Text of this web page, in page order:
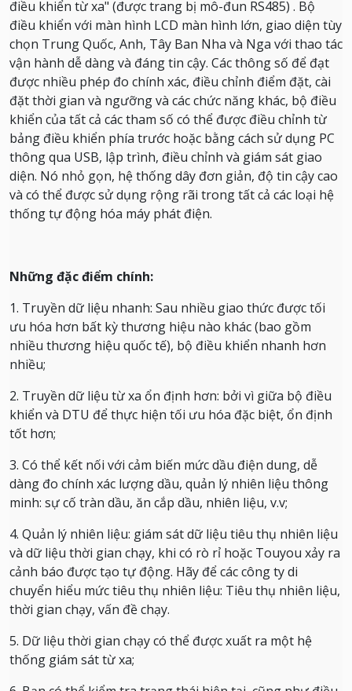
điều khiển từ xa" (được trang bị mô-đun RS485) . Bộ
điều khiển với màn hình LCD màn hình lớn, giao diện tùy
chọn Trung Quốc, Anh, Tây Ban Nha và Nga với thao tác
vận hành dễ dàng và đáng tin cậy. Các thông số để đạt
được nhiều phép đo chính xác, điều chỉnh điểm đặt, cài
đặt thời gian và ngưỡng và các chức năng khác, bộ điều
khiển của tất cả các tham số có thể được điều chỉnh từ
bảng điều khiển phía trước hoặc bằng cách sử dụng PC
thông qua USB, lập trình, điều chỉnh và giám sát giao
diện. Nó nhỏ gọn, hệ thống dây đơn giản, độ tin cậy cao
và có thể được sử dụng rộng rãi trong tất cả các loại hệ
thống tự động hóa máy phát điện.
Những đặc điểm chính:
1. Truyền dữ liệu nhanh: Sau nhiều giao thức được tối
ưu hóa hơn bất kỳ thương hiệu nào khác (bao gồm
nhiều thương hiệu quốc tế), bộ điều khiển nhanh hơn
nhiều;
2. Truyền dữ liệu từ xa ổn định hơn: bởi vì giữa bộ điều
khiển và DTU để thực hiện tối ưu hóa đặc biệt, ổn định
tốt hơn;
3. Có thể kết nối với cảm biến mức dầu điện dung, dễ
dàng đo chính xác lượng dầu, quản lý nhiên liệu thông
minh: sự cố tràn dầu, ăn cắp dầu, nhiên liệu, v.v;
4. Quản lý nhiên liệu: giám sát dữ liệu tiêu thụ nhiên liệu
và dữ liệu thời gian chạy, khi có rò rỉ hoặc Touyou xảy ra
cảnh báo được tạo tự động. Hãy để các công ty di
chuyển hiểu mức tiêu thụ nhiên liệu: Tiêu thụ nhiên liệu,
thời gian chạy, vấn đề chạy.
5. Dữ liệu thời gian chạy có thể được xuất ra một hệ
thống giám sát từ xa;